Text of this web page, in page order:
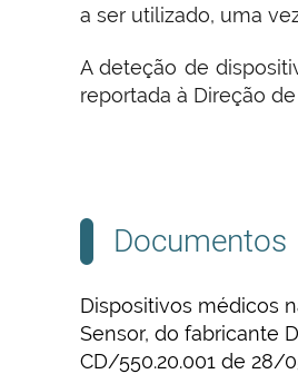
a ser utilizado, uma
A deteção de
reportada à Direção de
Documentos
Dispositivos médicos
Sensor, do fabricante
CD/550.20.001 de 28/